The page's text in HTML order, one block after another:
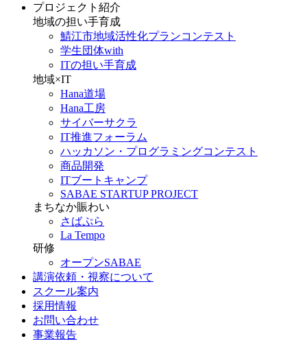
プロジェクト紹介
地域の担い手育成
鯖江市地域活性化プランコンテスト
学生団体with
ITの担い手育成
地域×IT
Hana道場
Hana工房
サイバーサクラ
IT推進フォーラム
ハッカソン・プログラミングコンテスト
商品開発
ITブートキャンプ
SABAE STARTUP PROJECT
まちなか賑わい
さばぷら
La Tempo
研修
オープンSABAE
講演依頼・視察について
スクール案内
採用情報
お問い合わせ
事業報告